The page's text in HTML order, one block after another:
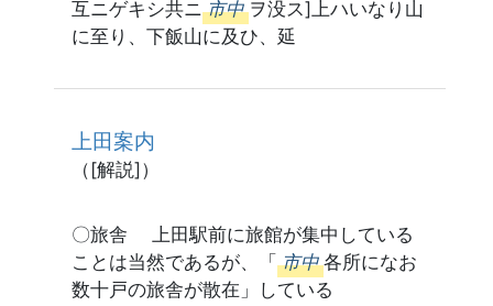
互ニゲキシ共ニ 市中 ヲ没ス]上ハいなり山
に至り、下飯山に及ひ、延
上田案内
（[解説]）
〇旅舎 上田駅前に旅館が集中している
ことは当然であるが、「 市中 各所になお
数十戸の旅舎が散在」している